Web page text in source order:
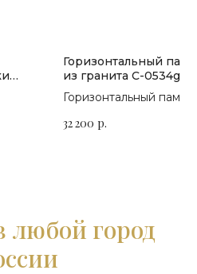
Горизонтальный
из гранита C-0534g
Горизонтальный
захоронения
32 200 р.
любой город